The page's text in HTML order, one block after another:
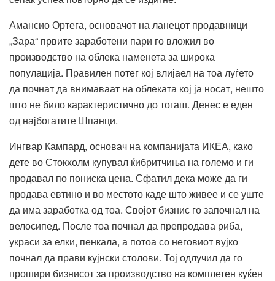
Амансио Ортега, основачот на ланецот продавници
„Зара“ првите заработени пари го вложил во
производство на облека наменета за широка
популација. Правилен потег кој влијаел на тоа луѓето
да почнат да внимаваат на облеката кој ја носат, нешто
што не било карактеристично до тогаш. Денес е еден
од најбогатите Шпанци.
Ингвар Кампард, основач на компанијата ИКЕА, како
дете во Стокхолм купувал ќибритчиња на големо и ги
продавал по пониска цена. Сфатил дека може да ги
продава евтино и во местото каде што живее и се уште
да има заработка од тоа. Својот бизнис го започнал на
велосипед. После тоа почнал да препродава риба,
украси за елки, пенкала, а потоа со неговиот вујко
почнал да прави кујнски столови. Тој одлучил да го
прошири бизнисот за производство на комплетен куќен